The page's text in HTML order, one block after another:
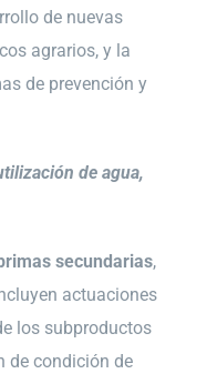
de nuevas
agrarios, y la
de prevención y
de agua,
secundarias,
actuaciones
los subproductos
de condición de